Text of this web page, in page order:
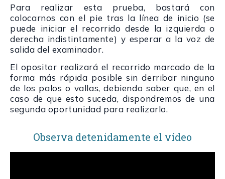
Para realizar esta prueba, bastará con
colocarnos con el pie tras la línea de inicio (se
puede iniciar el recorrido desde la izquierda o
derecha indistintamente) y esperar a la voz de
salida del examinador.
El opositor realizará el recorrido marcado de la
forma más rápida posible sin derribar ninguno
de los palos o vallas, debiendo saber que, en el
caso de que esto suceda, dispondremos de una
segunda oportunidad para realizarlo.
Observa detenidamente el vídeo